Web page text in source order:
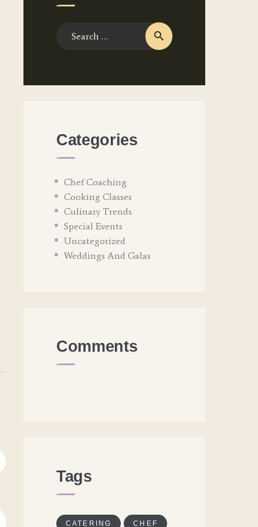
Categories
Chef Coaching
Cooking Classes
Culinary Trends
Special Events
Uncategorized
Weddings And Galas
Comments
Tags
CATERING CHEF